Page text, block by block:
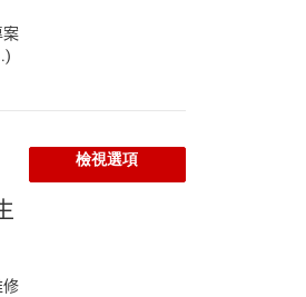
案
修
檢視選項